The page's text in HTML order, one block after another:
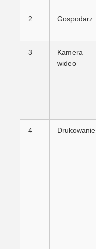
2 Gospodarz
3
Kamera
wideo
4 Drukowanie